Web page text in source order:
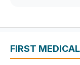
FIRST